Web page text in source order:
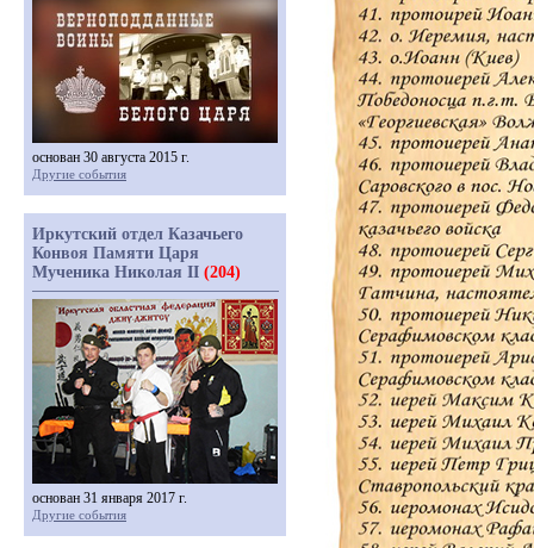
основан 30 августа 2015 г.
Другие события
Иркутский отдел Казачьего
Конвоя Памяти Царя
Мученика Николая II (204)
основан 31 января 2017 г.
Другие события